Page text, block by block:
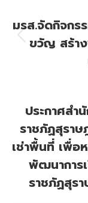
มรส.จัดกิจกร
ขวัญ สร้าง
ประกาศสำ
ราชภัฏสุราษ
เช่าพื้นที่ เพื่อ
พัฒนาการ
ราชภัฏสุร